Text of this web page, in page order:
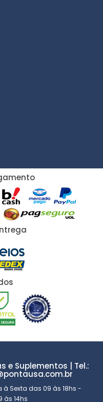
e Suplementos | Tel.:
à Sexta das 09 às 18hs -
às 14hs